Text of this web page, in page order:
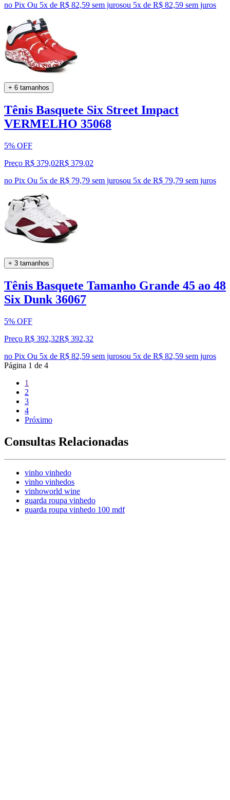
no Pix Ou 5x de R$ 82,59 sem jurosou 5x de R$ 82,59 sem juros
+ 6 tamanhos
Tênis Basquete Six Street Impact
VERMELHO 35068
5% OFF
Preço R$ 379,02R$ 379,02
no Pix Ou 5x de R$ 79,79 sem jurosou 5x de R$ 79,79 sem juros
+ 3 tamanhos
Tênis Basquete Tamanho Grande 45 ao 48
Six Dunk 36067
5% OFF
Preço R$ 392,32R$ 392,32
no Pix Ou 5x de R$ 82,59 sem jurosou 5x de R$ 82,59 sem juros
Página 1 de 4
1
2
3
4
Próximo
Consultas Relacionadas
vinho vinhedo
vinho vinhedos
vinhoworld wine
guarda roupa vinhedo
guarda roupa vinhedo 100 mdf